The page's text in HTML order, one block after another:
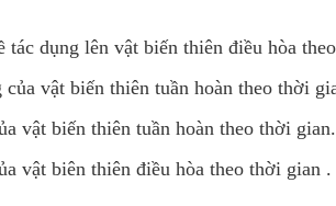
tác dụng lên vật biến thiên điều hòa
của vật biến thiên tuần hoàn theo thời
vật biến thiên tuần hoàn theo thời gian.
vật biên thiên điều hòa theo thời gian .